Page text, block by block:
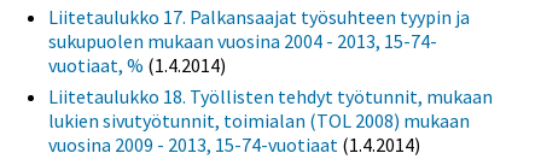
Liitetaulukko 17. Palkansaajat työsuhteen tyypin ja
sukupuolen mukaan vuosina 2004 - 2013, 15-74-
vuotiaat, % (1.4.2014)
Liitetaulukko 18. Työllisten tehdyt työtunnit, mukaan
lukien sivutyötunnit, toimialan (TOL 2008) mukaan
vuosina 2009 - 2013, 15-74-vuotiaat (1.4.2014)